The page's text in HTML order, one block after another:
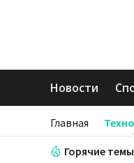
Новости
Главная
Горячие